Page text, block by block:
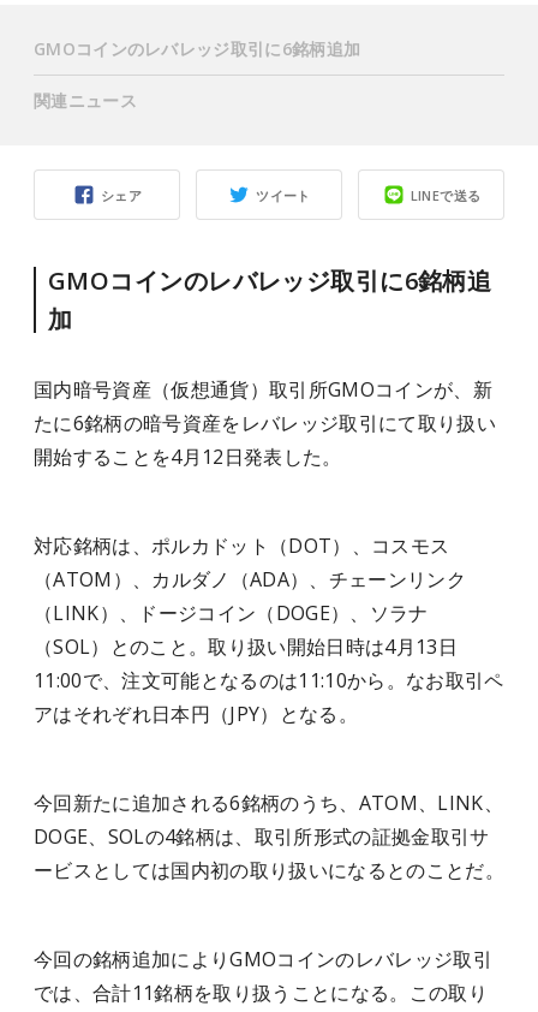
シェア ツイート LINEで送る
GMOコインのレバレッジ取引に6銘柄追
加
国内暗号資産（仮想通貨）取引所GMOコインが、新
たに6銘柄の暗号資産をレバレッジ取引にて取り扱い
開始することを4月12日発表した。
対応銘柄は、ポルカドット（DOT）、コスモス
（ATOM）、カルダノ（ADA）、チェーンリンク
（LINK）、ドージコイン（DOGE）、ソラナ
（SOL）とのこと。取り扱い開始日時は4月13日
11:00で、注文可能となるのは11:10から。なお取引ペ
アはそれぞれ日本円（JPY）となる。
今回新たに追加される6銘柄のうち、ATOM、LINK、
DOGE、SOLの4銘柄は、取引所形式の証拠金取引サ
ービスとしては国内初の取り扱いになるとのことだ。
今回の銘柄追加によりGMOコインのレバレッジ取引
では、合計11銘柄を取り扱うことになる。この取り
GMOコインのレバレッジ取引に6銘柄追加
関連ニュース